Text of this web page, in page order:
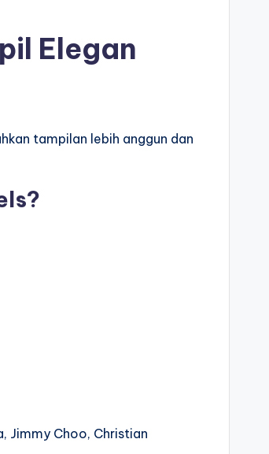
Elegan
tampilan lebih anggun dan
Jimmy Choo, Christian